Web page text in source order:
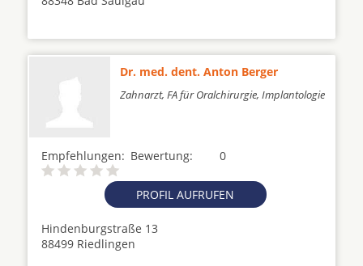
Dr. med. dent. Anton Berger
Zahnarzt, FA für Oralchirurgie, Implantologie
Empfehlungen: 0
Bewertung:
PROFIL AUFRUFEN
Hindenburgstraße 13
88499 Riedlingen